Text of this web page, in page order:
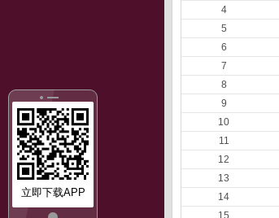
立即下载APP
4
5
6
7
8
9
10
11
12
13
14
15